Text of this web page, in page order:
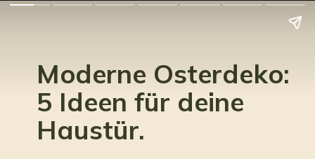
Moderne Osterdeko:
5 Ideen für deine
Haustür.